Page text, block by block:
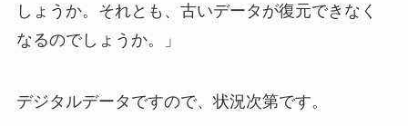
しょうか。それとも、古いデータが復元できなく
なるのでしょうか。」
デジタルデータですので、状況次第です。